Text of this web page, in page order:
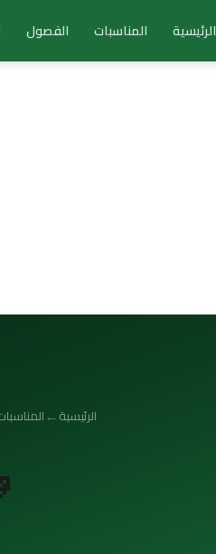
الرئيسية المناسبات الفصول
الرئيسية←